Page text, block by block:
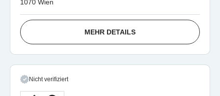
1070 Wien
MEHR DETAILS
Nicht verifiziert